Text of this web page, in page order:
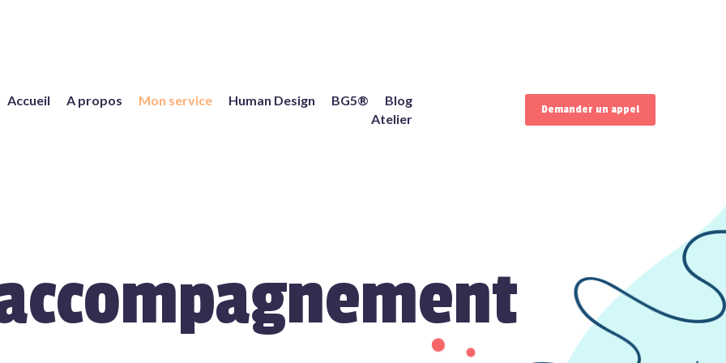
Accueil A propos Mon service Human Design BG5®
Blog
Atelier
Demander un appel